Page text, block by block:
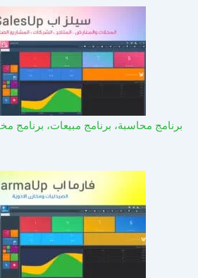
برنامج محاسبة، برنامج مبيعات، برنامج